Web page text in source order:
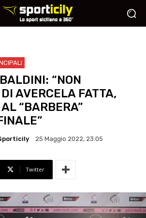
“NON
AVERCELA FATTA,
“BARBERA”
25 Maggio 2022, 23:05
Twitter